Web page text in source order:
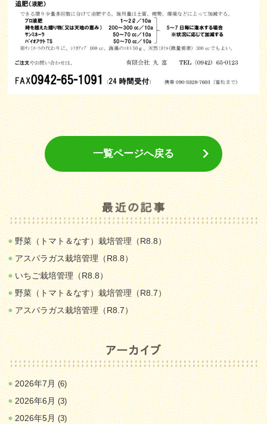
一覧ページへ戻る
野菜（トマト＆なす）栽培管理（R8.8）
アスパラガス栽培管理（R8.8）
いちご栽培管理（R8.8）
野菜（トマト＆なす）栽培管理（R8.7）
アスパラガス栽培管理（R8.7）
2026年7月(6)
2026年6月(3)
2026年5月(3)